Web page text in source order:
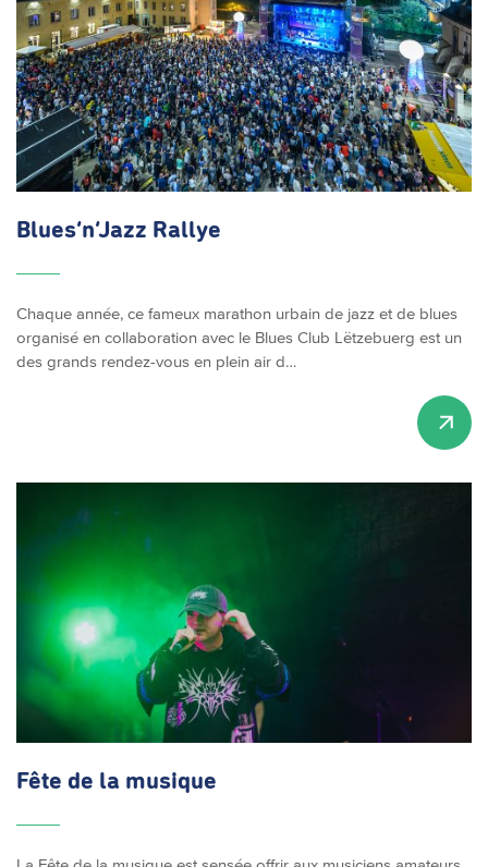
Blues’n’Jazz Rallye
Chaque année, ce fameux marathon urbain de jazz et de blues
organisé en collaboration avec le Blues Club Lëtzebuerg est un
des grands rendez-vous en plein air d…
Fête de la musique